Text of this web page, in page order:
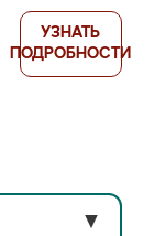
УЗНАТЬ
ПОДРОБНОСТИ
▼